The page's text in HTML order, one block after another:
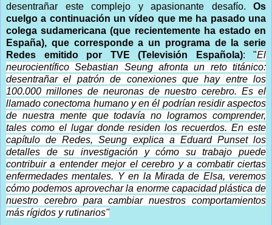
desentrañar este complejo y apasionante desafío. Os
cuelgo a continuación un vídeo que me ha pasado una
colega sudamericana (que recientemente ha estado en
España), que corresponde a un programa de la serie
Redes emitido por TVE (Televisión Española): "El
neurocientífico Sebastian Seung afronta un reto titánico:
desentrañar el patrón de conexiones que hay entre los
100.000 millones de neuronas de nuestro cerebro. Es el
llamado conectoma humano y en él podrían residir aspectos
de nuestra mente que todavía no logramos comprender,
tales como el lugar donde residen los recuerdos. En este
capítulo de Redes, Seung explica a Eduard Punset los
detalles de su investigación y cómo su trabajo puede
contribuir a entender mejor el cerebro y a combatir ciertas
enfermedades mentales. Y en la Mirada de Elsa, veremos
cómo podemos aprovechar la enorme capacidad plástica de
nuestro cerebro para cambiar nuestros comportamientos
más rígidos y rutinarios"